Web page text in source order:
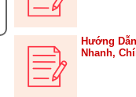
Hướng
Nhanh,